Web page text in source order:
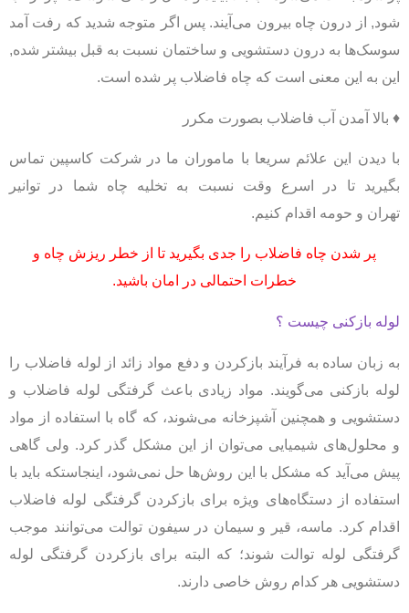
شود, از درون چاه بیرون می‌آیند. پس اگر متوجه شدید که رفت آمد
سوسک‌ها به درون دستشویی و ساختمان نسبت به قبل بیشتر شده,
این به این معنی است که چاه فاضلاب پر شده است.
♦ بالا آمدن آب فاضلاب بصورت مکرر
با دیدن این علائم سریعا با ماموران ما در شرکت کاسپین تماس
بگیرید تا در اسرع وقت نسبت به تخلیه چاه شما در توانیر
تهران و حومه اقدام کنیم.
پر شدن چاه فاضلاب را جدی بگیرید تا از خطر ریزش چاه و
خطرات احتمالی در امان باشید.
لوله بازکنی چیست ؟
به زبان ساده به فرآیند بازکردن و دفع مواد زائد از لوله فاضلاب را
لوله بازکنی می‌گویند. مواد زیادی باعث گرفتگی لوله فاضلاب و
دستشویی و همچنین آشپزخانه می‌شوند، که گاه با استفاده از مواد
و محلول‌های شیمیایی می‌توان از این مشکل گذر کرد. ولی گاهی
پیش می‌آید که مشکل با این روش‌ها حل نمی‌شود، اینجاستکه باید با
استفاده از دستگاه‌های ویژه برای بازکردن گرفتگی لوله فاضلاب
اقدام کرد. ماسه، قیر و سیمان در سیفون توالت می‌توانند موجب
گرفتگی لوله توالت شوند؛ که البته برای بازکردن گرفتگی لوله
دستشویی هر کدام روش خاصی دارند.